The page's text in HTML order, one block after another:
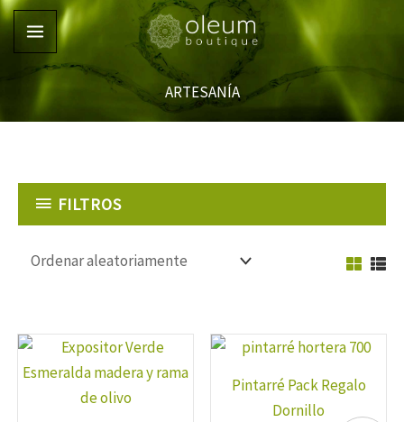
Ir
contenido
ARTESANÍA
FILTROS
Pintarré Pack Regalo
Dornillo